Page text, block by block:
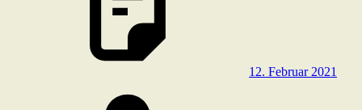
12. Februar 2021